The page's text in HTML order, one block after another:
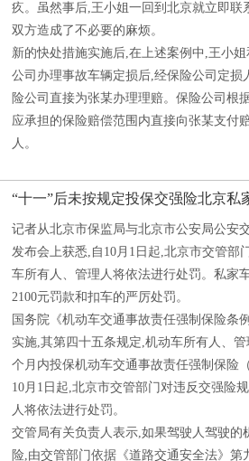
疚。虽然事后,王小姐一回到北京就立即联
双方造成了不必要的麻烦。
新的快处措施实施后,在上述案例中,王小
公司办理事故车辆定损后,经保险公司定损
险公司直接为张某办理理赔。保险公司根
应承担的保险赔偿范围内直接向张某支付
人。
“十一”后未按规定投保交强险北京私
记者从北京市保监局与北京市公安局公安
发布会上获悉,自10月1日起,北京市交管部
车所有人、管理人将依法进行处罚。私家
2100元罚款和扣车的严厉处罚。
国务院《机动车交通事故责任强制保险条
实施,其第四十五条规定,机动车所有人、
个月内投保机动车交通事故责任强制保险
10月1日起,北京市交管部门对违反交强险
人将依法进行处罚。
交管局有关负责人表示,如果驾驶人驾驶的
险,由交管部门依据《道路交通安全法》第